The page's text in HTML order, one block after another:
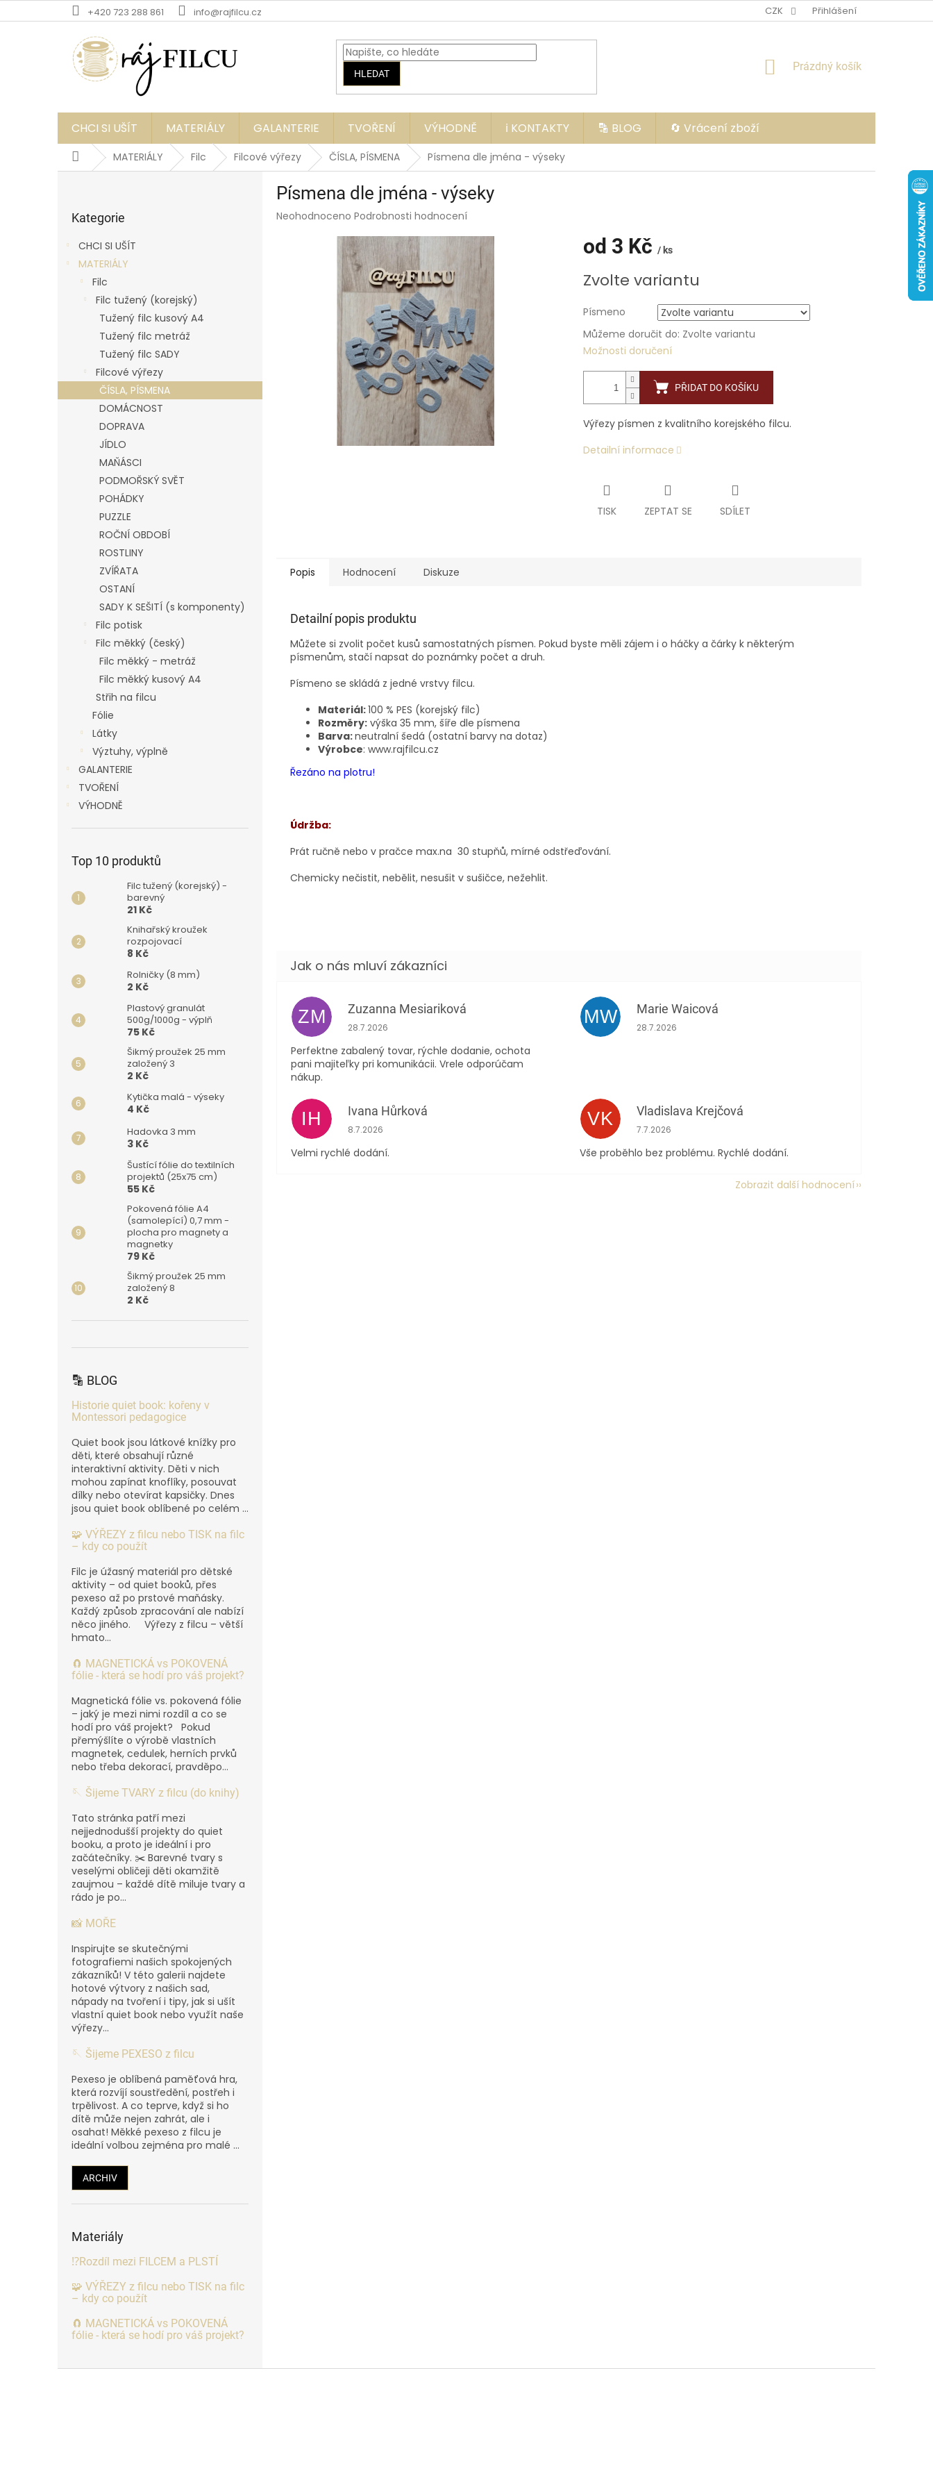
na
+420 723 288 861 info@rajfilcu.cz CZK Přihlášení
HLEDAT
NÁKUPNÍ
Prázdný košík
CHCI SI UŠÍT MATERIÁLY GALANTERIE TVOŘENÍ VÝHODNĚ ℹ️ KONTAKTY 🔡 BLOG 🔄 Vrácení zboží
DomůMATERIÁLY Filc Filcové výřezy ČÍSLA, PÍSMENA Písmena dle jména - výseky
l
kategorie
Kategorie
CHCI SI UŠÍT
MATERIÁLY
Filc
Filc tužený (korejský)
Tužený filc kusový A4
Tužený filc metráž
Tužený filc SADY
Filcové výřezy
ČÍSLA, PÍSMENA
DOMÁCNOST
DOPRAVA
JÍDLO
MAŇÁSCI
PODMOŘSKÝ SVĚT
POHÁDKY
PUZZLE
ROČNÍ OBDOBÍ
ROSTLINY
ZVÍŘATA
OSTANÍ
SADY K SEŠITÍ (s komponenty)
Filc potisk
Filc měkký (český)
Filc měkký - metráž
Filc měkký kusový A4
Střih na filcu
Fólie
Látky
Výztuhy, výplně
GALANTERIE
TVOŘENÍ
VÝHODNĚ
Top 10 produktů
Filc tužený (korejský) -
barevný
21 Kč
Knihařský kroužek
rozpojovací
8 Kč
Rolničky (8 mm)
2 Kč
Plastový granulát
500g/1000g - výplň
75 Kč
Šikmý proužek 25 mm
založený 3
2 Kč
Kytička malá - výseky
4 Kč
Hadovka 3 mm
3 Kč
Šustící fólie do textilních
projektů (25x75 cm)
55 Kč
Pokovená fólie A4
(samolepící) 0,7 mm -
plocha pro magnety a
magnetky
79 Kč
Šikmý proužek 25 mm
založený 8
2 Kč
🔡 BLOG
Historie quiet book: kořeny v
Montessori pedagogice
Quiet book jsou látkové knížky pro
děti, které obsahují různé
interaktivní aktivity. Děti v nich
mohou zapínat knoflíky, posouvat
dílky nebo otevírat kapsičky. Dnes
jsou quiet book oblíbené po celém ...
🧩 VÝŘEZY z filcu nebo TISK na filc
– kdy co použít
Filc je úžasný materiál pro dětské
aktivity – od quiet booků, přes
pexeso až po prstové maňásky.
Každý způsob zpracování ale nabízí
něco jiného. Výřezy z filcu – větší
hmato...
🧲 MAGNETICKÁ vs POKOVENÁ
fólie - která se hodí pro váš projekt?
Magnetická fólie vs. pokovená fólie
– jaký je mezi nimi rozdíl a co se
hodí pro váš projekt? Pokud
přemýšlíte o výrobě vlastních
magnetek, cedulek, herních prvků
nebo třeba dekorací, pravděpo...
🪡 Šijeme TVARY z filcu (do knihy)
Tato stránka patří mezi
nejjednodušší projekty do quiet
booku, a proto je ideální i pro
začátečníky. ✂️ Barevné tvary s
veselými obličeji děti okamžitě
zaujmou – každé dítě miluje tvary a
rádo je po...
📸 MOŘE
Inspirujte se skutečnými
fotografiemi našich spokojených
zákazníků! V této galerii najdete
hotové výtvory z našich sad,
nápady na tvoření i tipy, jak si ušít
vlastní quiet book nebo využít naše
výřezy...
🪡 Šijeme PEXESO z filcu
Pexeso je oblíbená paměťová hra,
která rozvíjí soustředění, postřeh i
trpělivost. A co teprve, když si ho
dítě může nejen zahrát, ale i
osahat! Měkké pexeso z filcu je
ideální volbou zejména pro malé ...
ARCHIV
Materiály
⁉️Rozdíl mezi FILCEM a PLSTÍ
🧩 VÝŘEZY z filcu nebo TISK na filc
– kdy co použít
🧲 MAGNETICKÁ vs POKOVENÁ
fólie - která se hodí pro váš projekt?
Písmena dle jména - výseky
Průměrné
Neohodnoceno Podrobnosti hodnocení
od 3 Kč / ks
cena:
Zvolte variantu
Písmeno
Můžeme doručit do: Zvolte variantu
Možnosti doručení
PŘIDAT DO KOŠÍKU
Výřezy písmen z kvalitního korejského filcu.
Detailní informace
TISK ZEPTAT SE SDÍLET
Popis Hodnocení Diskuze
Detailní popis produktu
Můžete si zvolit počet kusů samostatných písmen. Pokud byste měli zájem i o háčky a čárky k některým
písmenům, stačí napsat do poznámky počet a druh.
Písmeno se skládá z jedné vrstvy filcu.
Materiál:100 % PES (korejský filc)
Rozměry: výška 35 mm, šíře dle písmena
Barva:neutralní šedá (ostatní barvy na dotaz)
Výrobce: www.rajfilcu.cz
Řezáno na plotru!
Údržba:
Prát ručně nebo v pračce max.na 30 stupňů, mírné odstřeďování.
Chemicky nečistit, nebělit, nesušit v sušičce, nežehlit.
ZM Zuzanna Mesiariková
Hodnocení obchodu je 5 z 5 hvězdiček.
28.7.2026
Perfektne zabalený tovar, rýchle dodanie, ochota
pani majiteľky pri komunikácii. Vrele odporúčam
nákup.
MW Marie Waicová
Hodnocení obchodu je 5 z 5 hvězdiček.
28.7.2026
IH Ivana Hůrková
Hodnocení obchodu je 5 z 5 hvězdiček.
8.7.2026
Velmi rychlé dodání.
VK Vladislava Krejčová
Hodnocení obchodu je 5 z 5 hvězdiček.
7.7.2026
Vše proběhlo bez problému. Rychlé dodání.
Zobrazit další hodnocení